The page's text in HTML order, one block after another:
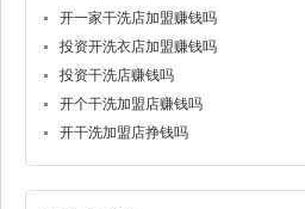
开一家干洗店加盟赚钱吗
投资开洗衣店加盟赚钱吗
投资干洗店赚钱吗
开个干洗加盟店赚钱吗
开干洗加盟店挣钱吗